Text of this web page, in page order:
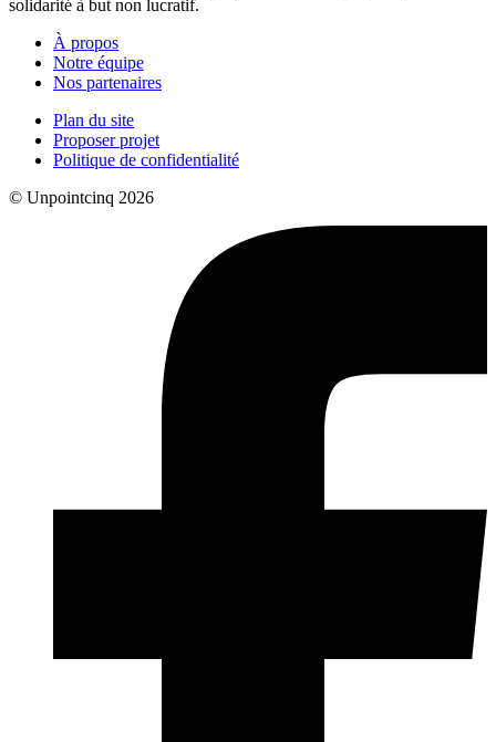
solidarité à but non lucratif.
À propos
Notre équipe
Nos partenaires
Plan du site
Proposer projet
Politique de confidentialité
© Unpointcinq 2026